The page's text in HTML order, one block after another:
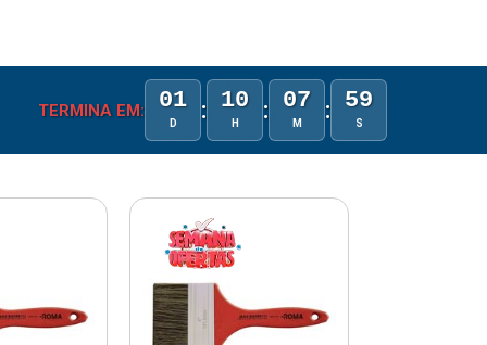
TERMINA EM: 01
D : 10
H : 07
M : 58
S